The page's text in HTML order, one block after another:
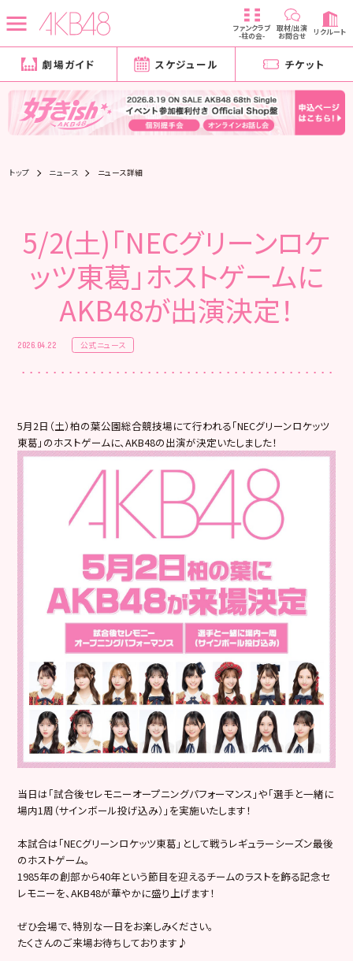
ファンクラブ
-柱の会-
取材/出演
お問合せ リクルート
劇場ガイド スケジュール チケット
トップ ニュース ニュース詳細
5/2(土)「NECグリーンロケ
ッツ東葛」ホストゲームに
AKB48が出演決定！
2026.04.22 公式ニュース
5月2日（土）柏の葉公園総合競技場にて行われる「NECグリーンロケッツ
東葛」のホストゲームに、AKB48の出演が決定いたしました！
当日は「試合後セレモニーオープニングパフォーマンス」や「選手と一緒に
場内1周（サインボール投げ込み）」を実施いたします！
本試合は「NECグリーンロケッツ東葛」として戦うレギュラーシーズン最後
のホストゲーム。
1985年の創部から40年という節目を迎えるチームのラストを飾る記念セ
レモニーを、AKB48が華やかに盛り上げます！
ぜひ会場で、特別な一日をお楽しみください。
たくさんのご来場お待ちしております♪